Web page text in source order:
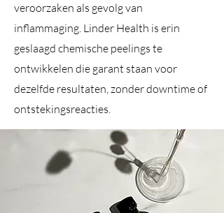
veroorzaken als gevolg van
inflammaging. Linder Health is erin
geslaagd chemische peelings te
ontwikkelen die garant staan voor
dezelfde resultaten, zonder downtime of
ontstekingsreacties.